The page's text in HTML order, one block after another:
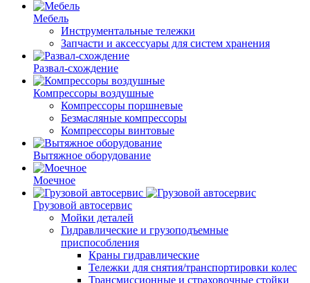
Мебель
Инструментальные тележки
Запчасти и аксессуары для систем хранения
Развал-схождение
Компрессоры воздушные
Компрессоры поршневые
Безмасляные компрессоры
Компрессоры винтовые
Вытяжное оборудование
Моечное
Грузовой автосервис
Мойки деталей
Гидравлические и грузоподъемные
приспособления
Краны гидравлические
Тележки для снятия/транспортировки колес
Трансмиссионные и страховочные стойки